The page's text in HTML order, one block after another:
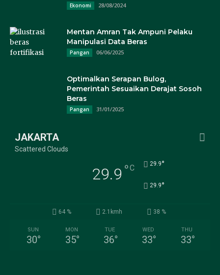
Ekonomi 28/08/2024
Mentan Amran Tak Ampuni Pelaku
Manipulasi Data Beras
Pangan 06/06/2025
Optimalkan Serapan Bulog,
Pemerintah Sesuaikan Derajat Sosoh
Beras
Pangan 31/01/2025
JAKARTA
Scattered Clouds
29.9 °C 29.9°
29.9°
64 % 2.1kmh 38 %
SUN
30°
MON
35°
TUE
36°
WED
33°
THU
33°